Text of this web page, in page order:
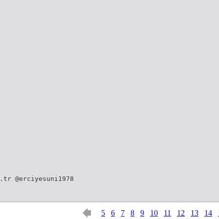
@erciyesuni1978
5 6 7 8 9 10 11 12 13 14